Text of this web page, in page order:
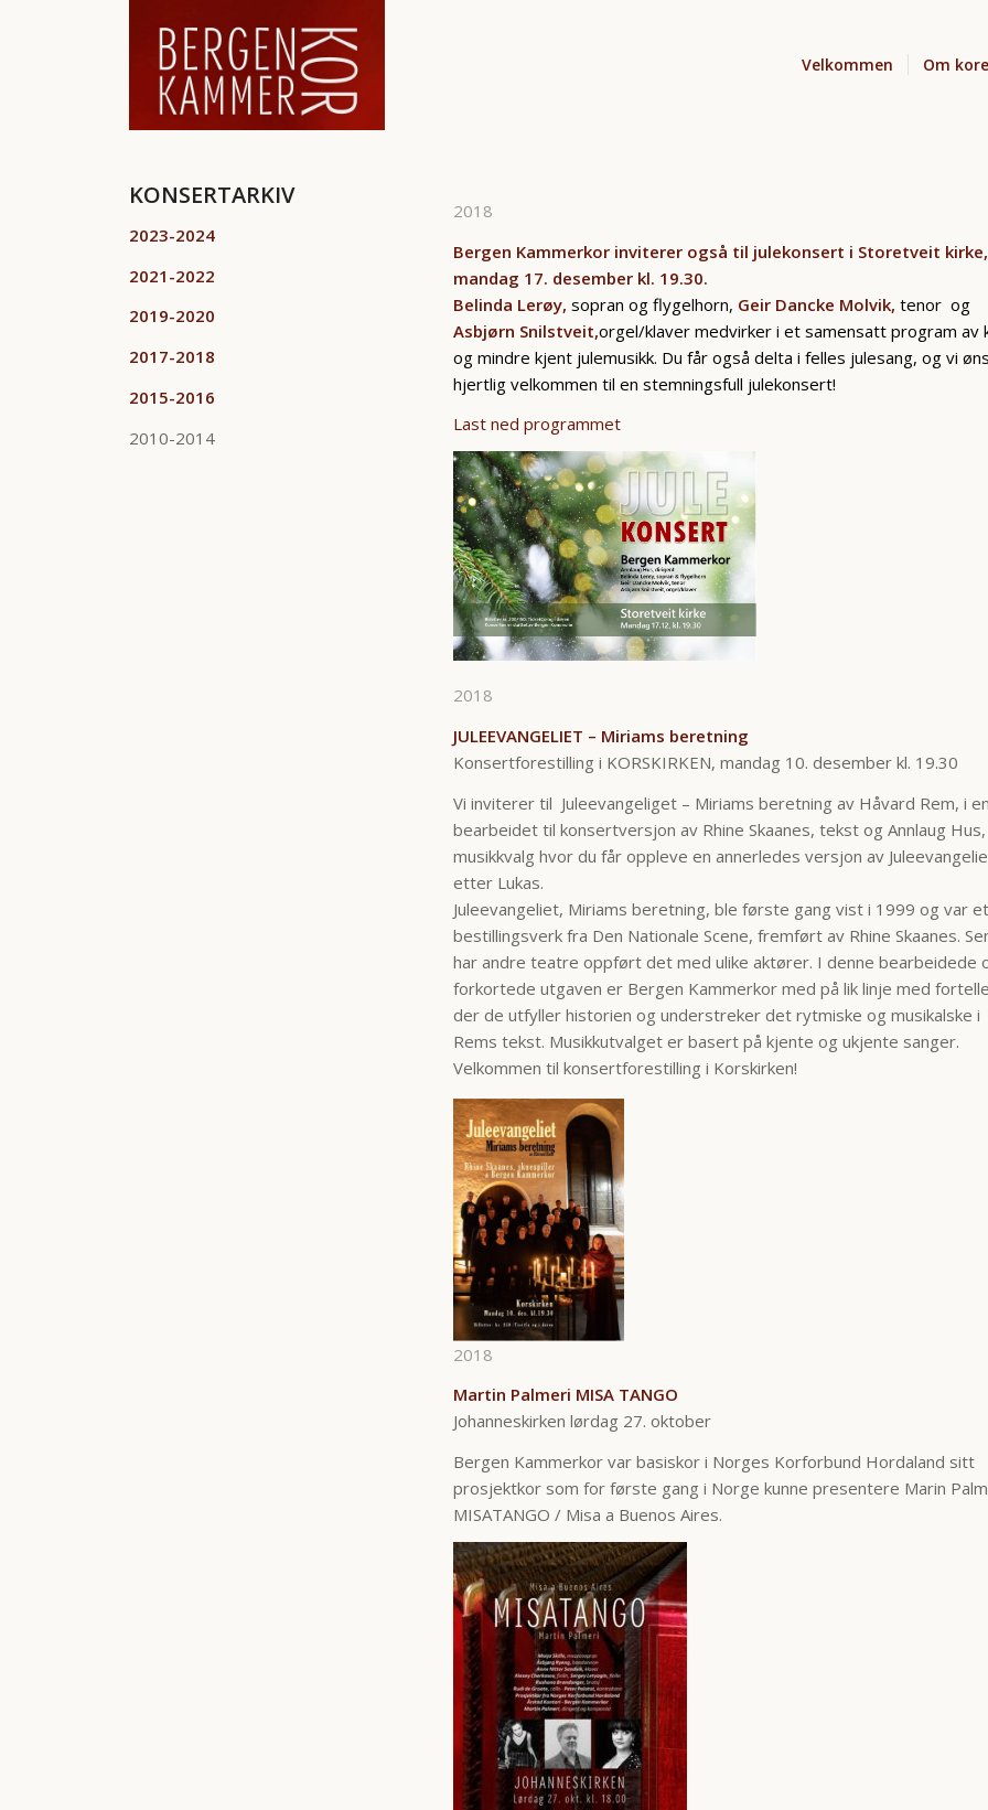
Velkommen Om
KONSERTARKIV
2023-2024
2021-2022
2019-2020
2017-2018
2015-2016
2010-2014
2018
Bergen Kammerkor inviterer også til julekonsert i Storetveit kirke,
mandag 17. desember kl. 19.30.
Belinda Lerøy, sopran og flygelhorn, Geir Dancke Molvik, tenor og
Asbjørn Snilstveit,orgel/klaver medvirker i et samensatt program av
og mindre kjent julemusikk. Du får også delta i felles julesang, og vi
hjertlig velkommen til en stemningsfull julekonsert!
Last ned programmet
2018
JULEEVANGELIET – Miriams beretning
Konsertforestilling i KORSKIRKEN, mandag 10. desember kl. 19.30
Vi inviterer til Juleevangeliget – Miriams beretning av Håvard Rem, i
bearbeidet til konsertversjon av Rhine Skaanes, tekst og Annlaug Hus,
musikkvalg hvor du får oppleve en annerledes versjon av
etter Lukas.
Juleevangeliet, Miriams beretning, ble første gang vist i 1999 og var
bestillingsverk fra Den Nationale Scene, fremført av Rhine Skaanes.
har andre teatre oppført det med ulike aktører. I denne bearbeidede
forkortede utgaven er Bergen Kammerkor med på lik linje med
der de utfyller historien og understreker det rytmiske og musikalske i
Rems tekst. Musikkutvalget er basert på kjente og ukjente sanger.
Velkommen til konsertforestilling i Korskirken!
2018
Martin Palmeri MISA TANGO
Johanneskirken lørdag 27. oktober
Bergen Kammerkor var basiskor i Norges Korforbund Hordaland sitt
prosjektkor som for første gang i Norge kunne presentere Marin
MISATANGO / Misa a Buenos Aires.